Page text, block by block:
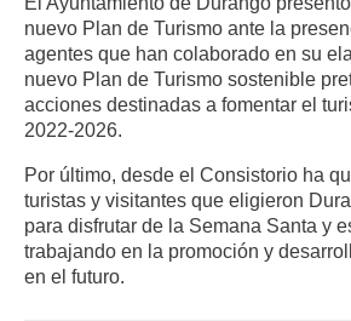
nuevo Plan de Turismo ante la
agentes que han colaborado en su
nuevo Plan de Turismo sostenible
acciones destinadas a fomentar el
2022-2026.
Por último, desde el Consistorio ha
turistas y visitantes que eligieron
para disfrutar de la Semana Santa y
trabajando en la promoción y
en el futuro.